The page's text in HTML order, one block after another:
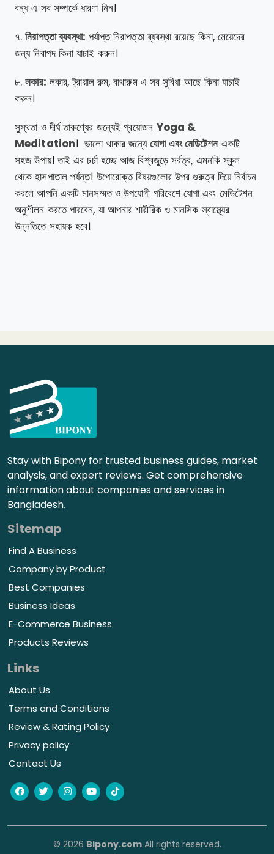
বন্ধ এ সব সম্পর্কে ধারণা নিন।
৭.নিরাপত্তা ব্যবস্থা: পর্যাপ্ত নিরাপত্তা ব্যবস্থা রয়েছে কিনা, মেয়েদের
জন্য নিরাপদ কিনা যাচাই করুন।
৮.লকার: লকার, ট্রায়াল রুম, বাথারুম এ সব সুবিধা আছে কিনা যাচাই
করুন।
সুস্থতা ও দীর্ঘ তারুণ্যের জন্যেই প্রয়োজন Yoga &
Meditation। ভালো থাকার জন্যেযোগা এবং মেডিটেশনএকটি
সহজ উপায়। তাই এর চর্চা হচ্ছে আজ বিশ্বজুড়ে সর্বত্র, এমনকি স্কুল
থেকে হাসপাতাল পর্যন্ত। উপোরোক্ত বিষয়গুলোর উপর গুরুত্ব দিয়ে নির্বাচন
করলে আপনি একটি মানসম্মত ও উপযোগী পরিবেশে যোগা এবং মেডিটেশন
অনুশীলন করতে পারবেন, যা আপনার শারীরিক ও মানসিক স্বাস্থ্যের
উন্নতিতে সহায়ক হবে।
Stay with Bipony for trusted business guides, market
analysis, and expert reviews. Get comprehensive
information about companies and services in
Bangladesh.
Sitemap
Find A Business
Company by Product
Best Companies
Business Ideas
E-Commerce Business
Products Reviews
Links
About Us
Terms and Conditions
Review & Rating Policy
Privacy policy
Contact Us
© 2026 Bipony.comAll rights reserved.